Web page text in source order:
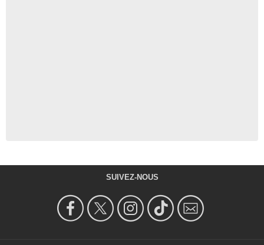
SUIVEZ-NOUS